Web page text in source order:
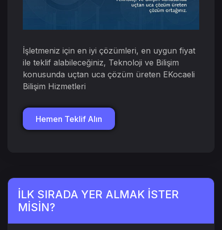
İşletmeniz için en iyi çözümleri, en uygun fiyat
ile teklif alabileceğiniz, Teknoloji ve Bilişim
konusunda uçtan uca çözüm üreten EKocaeli
Bilişim Hizmetleri
Hemen Teklif Alın
İLK SIRADA YER ALMAK İSTER
MİSİN?